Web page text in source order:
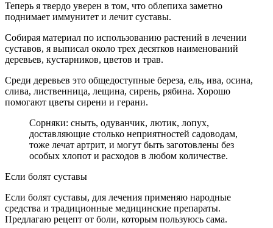
Теперь я твердо уверен в том, что облепиха заметно
поднимает иммунитет и лечит суставы.
Собирая материал по использованию растений в лечении
суставов, я выписал около трех десятков наименований
деревьев, кустарников, цветов и трав.
Среди деревьев это общедоступные береза, ель, ива, осина,
слива, лиственница, лещина, сирень, рябина. Хорошо
помогают цветы сирени и герани.
Сорняки: сныть, одуванчик, лютик, лопух,
доставляющие столько неприятностей садоводам,
тоже лечат артрит, и могут быть заготовлены без
особых хлопот и расходов в любом количестве.
Если болят суставы
Если болят суставы, для лечения применяю народные
средства и традиционные медицинские препараты.
Предлагаю рецепт от боли, которым пользуюсь сама.